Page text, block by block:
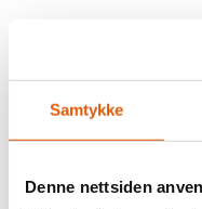
Samtykke
Denne nettsiden
Sveip eller klikk på
til sammenligning med B1.